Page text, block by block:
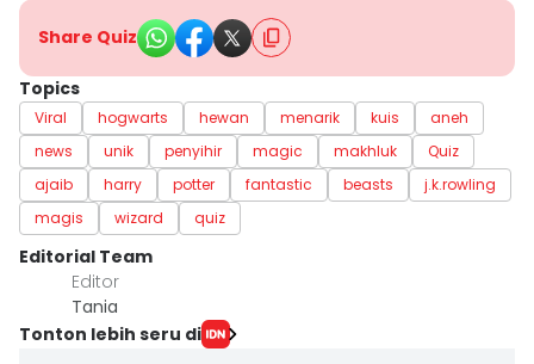
Share Quiz
Topics
Viral hogwarts hewan menarik kuis
aneh
news
unik penyihir magic makhluk
Quiz
ajaib
harry potter fantastic beasts
j.k.rowling
magis
wizard quiz
Editorial Team
Editor
Tania
Tonton lebih seru di